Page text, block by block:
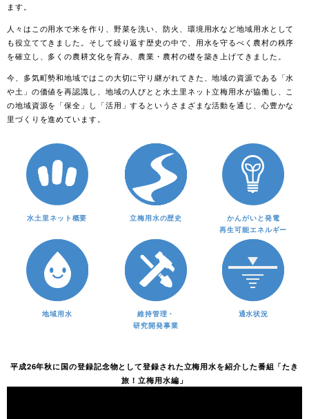
ます。
人々はこの用水で米を作り、野菜を洗い、防火、環境用水など地域用水として
も役立ててきました。そして繰り返す歴史の中で、用水を守るべく農村の秩序
を確立し、多くの農耕文化を育み、農業・農村の礎を築き上げてきました。
今、多気町勢和地域ではこの大切に守り継がれてきた、地域の資源である「水
や土」の価値を再認識し、地域の人びとと水土里ネット立梅用水が協働し、こ
の地域資源を「保全」し「活用」するというさまざまな活動を通じ、心豊かな
里づくりを進めています。
水土里ネット概要 立梅用水の歴史
かんがいと発電
再生可能エネルギー
地域用水
維持管理・
研究開発事業
通水状況
平成26年秋に国の登録記念物として登録された立梅用水を紹介した番組「たき
旅！立梅用水編」